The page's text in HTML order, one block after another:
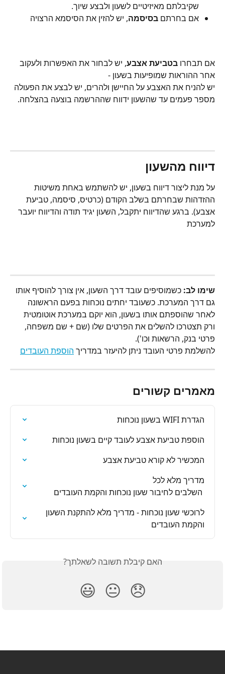
שקיבלתם מאיזיטיים לשעון ולבצע שיוך.
אם בחרתם בסיסמה, יש להזין את הסיסמא הרצויה
אם תבחרו בטביעת אצבע, יש לבחור את האפשרות ולעקוב
אחר ההוראות שמופיעות בשעון -
יש להניח את האצבע על החיישן ולהרים, יש לבצע את הפעולה
מספר פעמים עד שהשעון ידווח שההרשמה בוצעה בהצלחה.
דיווח מהשעון
על מנת ליצור דיווח בשעון, יש להשתמש באחת משיטות
ההזדהות שבחרתם בשלב הקודם (כרטיס, סיסמה, טביעת
אצבע). ברגע שהדיווח יתקבל, השעון יגיד תודה והדיווח יועבר
למערכת
שימו לב: כשמוסיפים עובד דרך השעון, אין צורך להוסיף אותו
גם דרך המערכת. כשעובד יחתים נוכחות בפעם הראשונה
לאחר שהוספתם אותו בשעון, הוא יוקם במערכת אוטומטית
ורק תצטרכו להשלים את הפרטים שלו (שם + שם משפחה,
פרטי בנק, הרשאות וכו').
להשלמת פרטי העובד ניתן להיעזר במדריך הוספת העובדים
מאמרים קשורים
הגדרת WIFI בשעון נוכחות
הוספת טביעת אצבע לעובד קיים בשעון נוכחות
המכשיר לא קורא טביעת אצבע
לרוכשי שעון נוכחות - מדריך מלא להתקנת השעון
והקמת העובדים
האם קיבלת תשובה לשאלתך?
😞
😐
😃